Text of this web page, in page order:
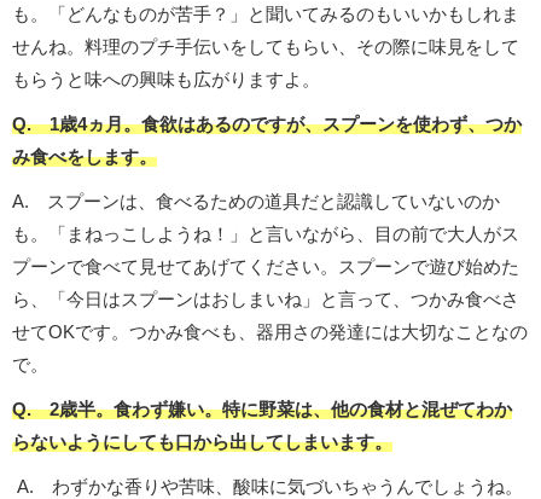
も。「どんなものが苦手？」と聞いてみるのもいいかもしれま
せんね。料理のプチ手伝いをしてもらい、その際に味見をして
もらうと味への興味も広がりますよ。
Q. 1歳4ヵ月。食欲はあるのですが、スプーンを使わず、つか
み食べをします。
A. スプーンは、食べるための道具だと認識していないのか
も。「まねっこしようね！」と言いながら、目の前で大人がス
プーンで食べて見せてあげてください。スプーンで遊び始めた
ら、「今日はスプーンはおしまいね」と言って、つかみ食べさ
せてOKです。つかみ食べも、器用さの発達には大切なことなの
で。
Q. 2歳半。食わず嫌い。特に野菜は、他の食材と混ぜてわか
らないようにしても口から出してしまいます。
A. わずかな香りや苦味、酸味に気づいちゃうんでしょうね。